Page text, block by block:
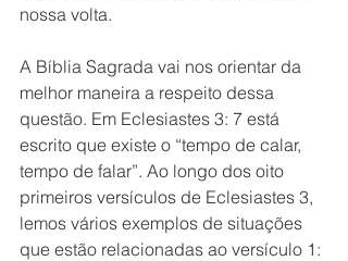
nossa volta.
A Bíblia Sagrada vai nos orientar da
melhor maneira a respeito dessa
questão. Em Eclesiastes 3: 7 está
escrito que existe o “tempo de calar,
tempo de falar”. Ao longo dos oito
primeiros versículos de Eclesiastes 3,
lemos vários exemplos de situações
que estão relacionadas ao versículo 1: